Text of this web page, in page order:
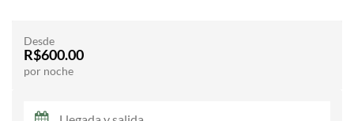
Desde
R$600.00
por noche